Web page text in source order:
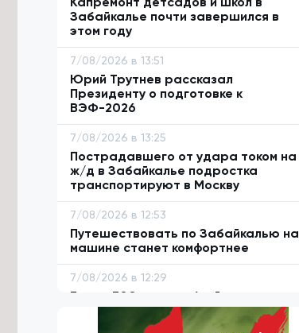
Забайкалье почти завершился в
этом году
7/08/2026 в 13:51
Юрий Трутнев рассказал
Президенту о подготовке к
ВЭФ-2026
7/08/2026 в 13:25
Пострадавшего от удара током на
ж/д в Забайкалье подростка
транспортируют в Москву
7/08/2026 в 12:53
Путешествовать по Забайкалью на
машине станет комфортнее
7/08/2026 в 12:29
Более 300 млрд рублей направлено
на развитие Читы и Краснокаменска